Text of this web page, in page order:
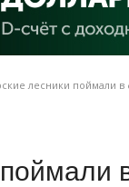
лесники поймали